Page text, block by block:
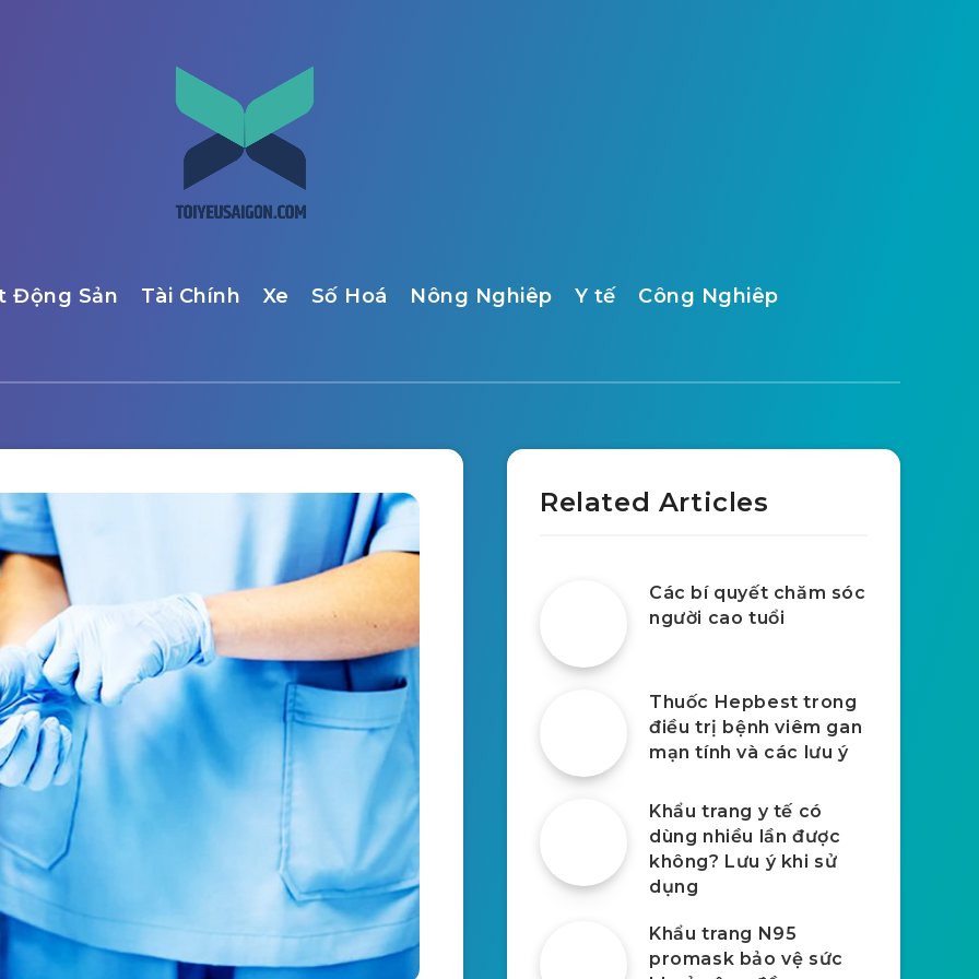
Động Sản Tài Chính Xe Số Hoá Nông Nghiêp Y tế Công Nghiêp
Related Articles
Các bí quyết chăm sóc
người cao tuổi
Thuốc Hepbest trong
điều trị bệnh viêm gan
mạn tính và các lưu ý
Khẩu trang y tế có
dùng nhiều lần được
không? Lưu ý khi sử
dụng
Khẩu trang N95
promask bảo vệ sức